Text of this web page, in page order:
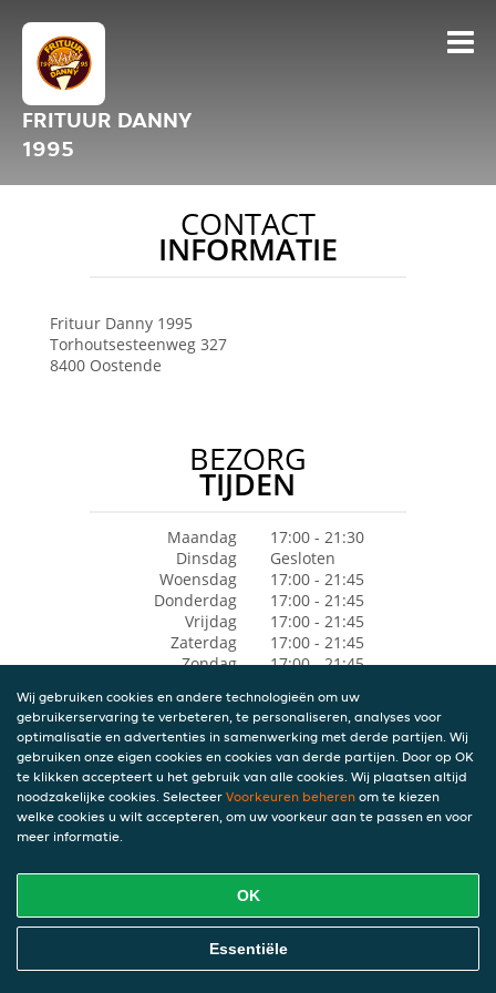
FRITUUR DANNY
1995
CONTACT
INFORMATIE
Frituur Danny 1995
Torhoutsesteenweg 327
8400 Oostende
BEZORG
TIJDEN
Maandag
17:00 - 21:30
Dinsdag
Gesloten
Woensdag
17:00 - 21:45
Donderdag
17:00 - 21:45
Vrijdag
17:00 - 21:45
Zaterdag
17:00 - 21:45
Zondag
17:00 - 21:45
Wij gebruiken cookies en andere technologieën om uw
gebruikerservaring te verbeteren, te personaliseren, analyses voor
optimalisatie en advertenties in samenwerking met derde partijen. Wij
gebruiken onze eigen cookies en cookies van derde partijen. Door op OK
te klikken accepteert u het gebruik van alle cookies. Wij plaatsen altijd
noodzakelijke cookies. Selecteer Voorkeuren beheren om te kiezen
welke cookies u wilt accepteren, om uw voorkeur aan te passen en voor
meer informatie.
OK
Essentiële